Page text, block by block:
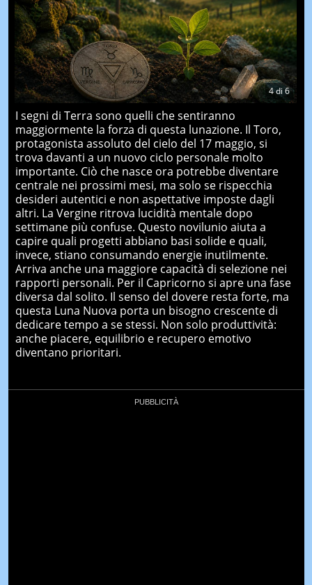
4di6
I segni di Terra sono quelli che sentiranno
maggiormente la forza di questa lunazione. Il Toro,
protagonista assoluto del cielo del 17 maggio, si
trova davanti a un nuovo ciclo personale molto
importante. Ciò che nasce ora potrebbe diventare
centrale nei prossimi mesi, ma solo se rispecchia
desideri autentici e non aspettative imposte dagli
altri. La Vergine ritrova lucidità mentale dopo
settimane più confuse. Questo novilunio aiuta a
capire quali progetti abbiano basi solide e quali,
invece, stiano consumando energie inutilmente.
Arriva anche una maggiore capacità di selezione nei
rapporti personali. Per il Capricorno si apre una fase
diversa dal solito. Il senso del dovere resta forte, ma
questa Luna Nuova porta un bisogno crescente di
dedicare tempo a se stessi. Non solo produttività:
anche piacere, equilibrio e recupero emotivo
diventano prioritari.